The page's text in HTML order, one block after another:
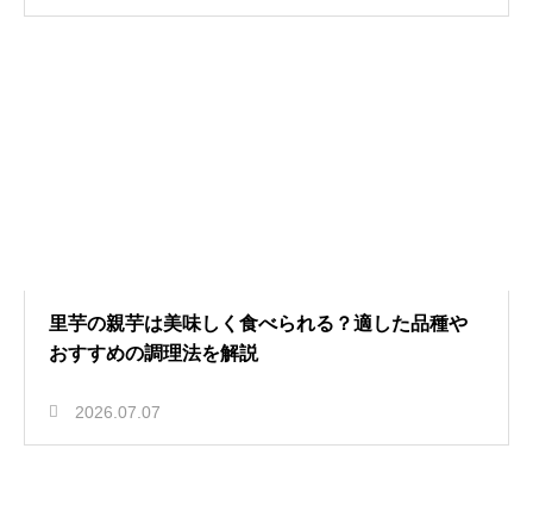
里芋の親芋は美味しく食べられる？適した品種や
おすすめの調理法を解説
2026.07.07